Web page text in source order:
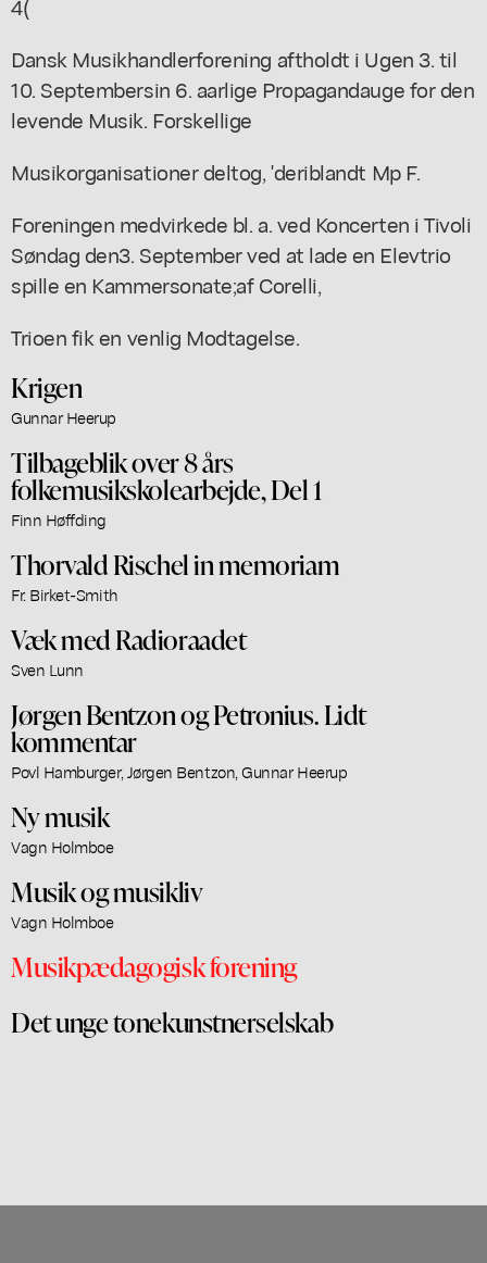
Dansk Musikhandlerforening aftholdt i Ugen 3. til
10. Septembersin 6. aarlige Propagandauge for den
levende Musik. Forskellige
Musikorganisationer deltog, 'deriblandt Mp F.
Foreningen medvirkede bl. a. ved Koncerten i Tivoli
Søndag den3. September ved at lade en Elevtrio
spille en Kammersonate;af Corelli,
Trioen fik en venlig Modtagelse.
Krigen
Gunnar Heerup
Tilbageblik over 8 års
folkemusikskolearbejde, Del 1
Finn Høffding
Thorvald Rischel in memoriam
Fr. Birket-Smith
Væk med Radioraadet
Sven Lunn
Jørgen Bentzon og Petronius. Lidt
kommentar
Povl Hamburger, Jørgen Bentzon, Gunnar Heerup
Ny musik
Vagn Holmboe
Musik og musikliv
Vagn Holmboe
Musikpædagogisk forening
Det unge tonekunstnerselskab